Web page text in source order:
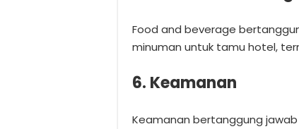
Food and beverage
minuman untuk tamu hotel,
6. Keamanan
Keamanan bertanggung